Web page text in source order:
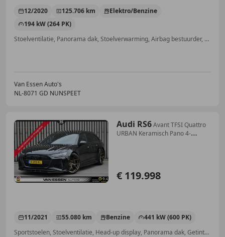
12/2020 125.706 km
Elektro/Benzine
194 kW (264 PK)
Stoelventilatie, Panorama dak, Stoelverwarming, Airbag bestuurder, Head-up display, Elektrische stoelverstelling, Open dak, Stuurwielverwarming
Van Essen Auto's
NL-8071 GD NUNSPEET
Audi RS6Avant TFSI Quattro
URBAN Keramisch Pano 4-
€ 119.998
11/2021 55.080 km Benzine
441 kW (600 PK)
Sportstoelen, Stoelventilatie, Head-up display, Panorama dak, Getinte ramen, Keyless Entry, Alarm, Laserlicht